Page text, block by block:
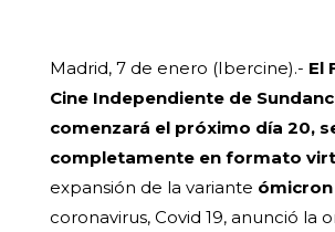
Madrid, 7 de enero (Ibercine).- El
Cine Independiente de
comenzará el próximo día 20,
completamente en formato
expansión de la variante ómicron
coronavirus, Covid 19, anunció la